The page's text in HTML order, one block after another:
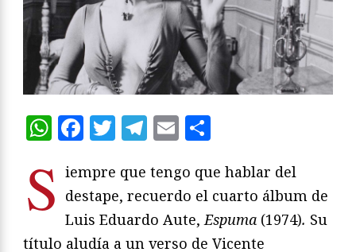
WhatsApp
Facebook
Twitter
Telegram
Email
S iempre que tengo que hablar del
destape, recuerdo el cuarto álbum de
Luis Eduardo Aute, Espuma (1974). Su
título aludía a un verso de Vicente